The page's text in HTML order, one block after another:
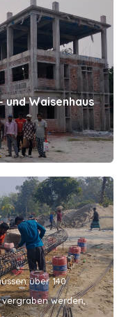
Waisenhaus
über 140
werden,